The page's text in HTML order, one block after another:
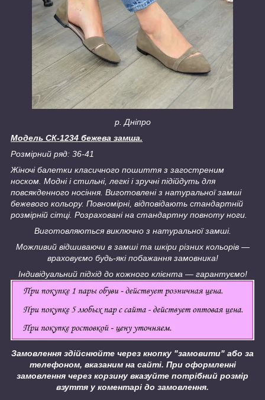
р. Дніпро
Модель СК-1234 бежева замша.
Розмірний ряд: 36-41
Жіночі балетки класичного пошиття з загостреним
носком. Модні і стильні, легкі і зручні підійдуть для
повсякденного носіння. Виготовлені з натуральної замші
бежевого кольору. Повномірні, відповідають стандартній
розмірній сітці. Розраховані на стандартну повноту ноги.
Виготовляються виключно з натуральної замші.
Можливий відшиваючи в замші та шкіри різних кольорів ―
враховуємо будь-які побажання замовника!
Індивідуальний підхід до кожного клієнта ― гарантуємо!
Замовлення здійснюйте через кнопку "замовити" або за
телефоном, вказаним на сайті. При оформленні
замовлення через корзину вказуйте потрібний розмір
взуття у коментарі до замовлення.